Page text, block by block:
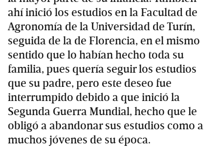
ahí inició los estudios en la Facultad de
Agronomía de la Universidad de Turín,
seguida de la de Florencia, en el mismo
sentido que lo habían hecho toda su
familia, pues quería seguir los estudios
que su padre, pero este deseo fue
interrumpido debido a que inició la
Segunda Guerra Mundial, hecho que le
obligó a abandonar sus estudios como a
muchos jóvenes de su época.